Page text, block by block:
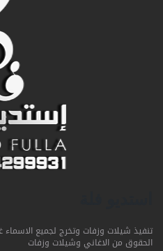
تنفيذ شيلات وزفات وتخرج لجميع
الحقوق من الاغاني وشيلات وزفات